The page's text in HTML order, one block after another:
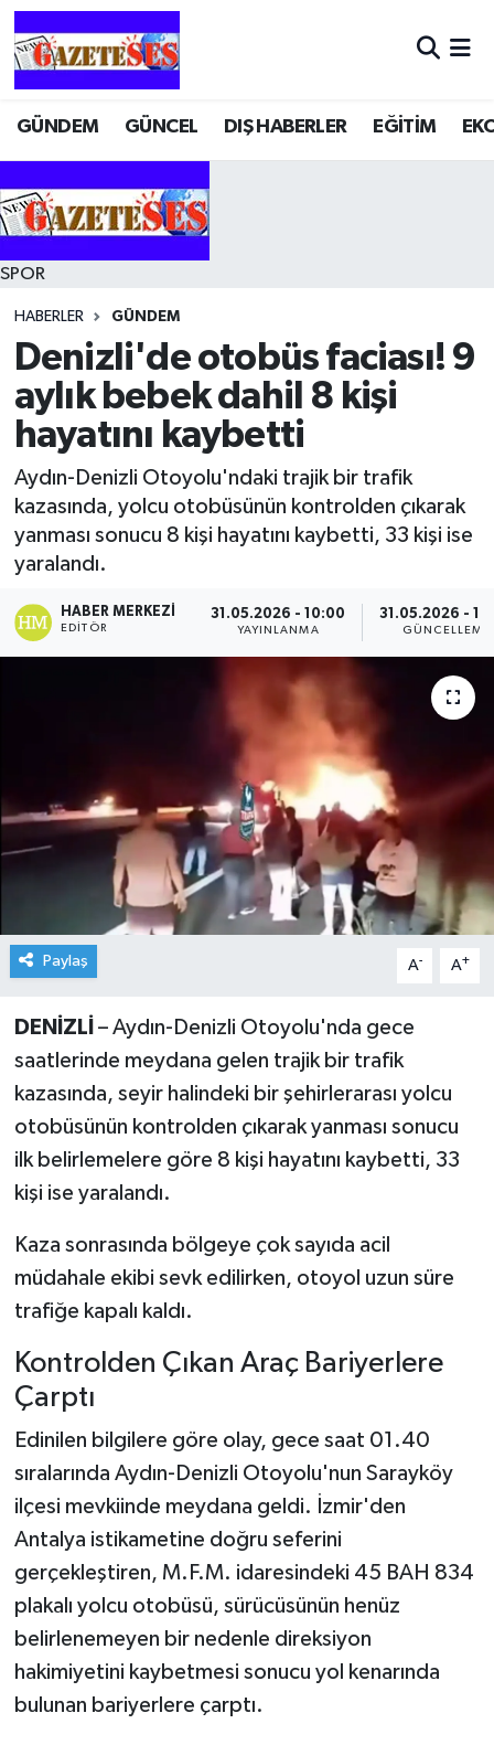
GÜNDEM GÜNCEL DIŞ HABERLER EĞİTİM
SPOR
HABERLER GÜNDEM
Denizli'de otobüs faciası! 9
aylık bebek dahil 8 kişi
hayatını kaybetti
Aydın-Denizli Otoyolu'ndaki trajik bir trafik
kazasında, yolcu otobüsünün kontrolden çıkarak
yanması sonucu 8 kişi hayatını kaybetti, 33 kişi ise
yaralandı.
HABER MERKEZI
EDITÖR
31.05.2026 - 10:00
YAYINLANMA
31.05.2026 -
GÜNCELLEME
Paylaş A- A+
DENİZLİ – Aydın-Denizli Otoyolu'nda gece
saatlerinde meydana gelen trajik bir trafik
kazasında, seyir halindeki bir şehirlerarası yolcu
otobüsünün kontrolden çıkarak yanması sonucu
ilk belirlemelere göre 8 kişi hayatını kaybetti, 33
kişi ise yaralandı.
Kaza sonrasında bölgeye çok sayıda acil
müdahale ekibi sevk edilirken, otoyol uzun süre
trafiğe kapalı kaldı.
Kontrolden Çıkan Araç Bariyerlere
Çarptı
Edinilen bilgilere göre olay, gece saat 01.40
sıralarında Aydın-Denizli Otoyolu'nun Sarayköy
ilçesi mevkiinde meydana geldi. İzmir'den
Antalya istikametine doğru seferini
gerçekleştiren, M.F.M. idaresindeki 45 BAH 834
plakalı yolcu otobüsü, sürücüsünün henüz
belirlenemeyen bir nedenle direksiyon
hakimiyetini kaybetmesi sonucu yol kenarında
bulunan bariyerlere çarptı.